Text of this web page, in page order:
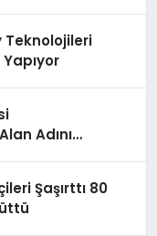
Teknolojileri
Adını
Şaşırttı 80